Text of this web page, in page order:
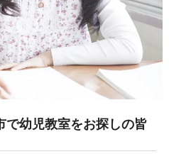
で幼児教室をお探しの皆